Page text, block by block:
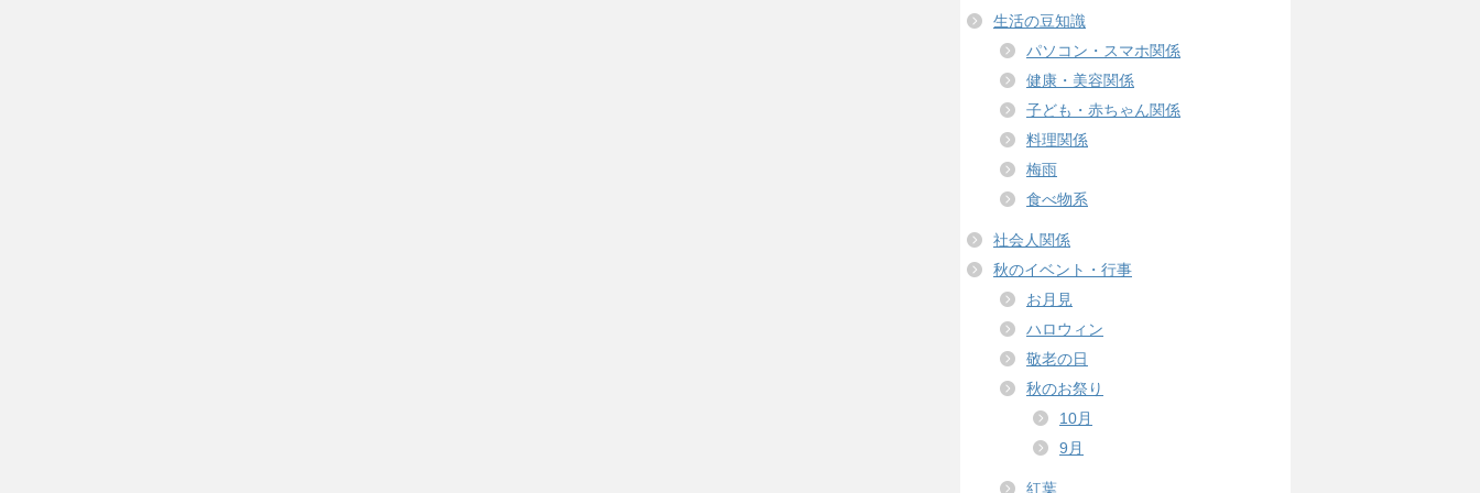
生活の豆知識
パソコン・スマホ関係
健康・美容関係
子ども・赤ちゃん関係
料理関係
梅雨
食べ物系
社会人関係
秋のイベント・行事
お月見
ハロウィン
敬老の日
秋のお祭り
10月
9月
紅葉